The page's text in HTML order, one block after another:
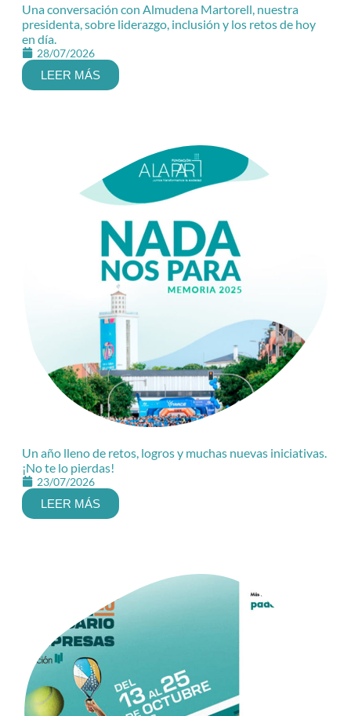
Una conversación con Almudena Martorell, nuestra
presidenta, sobre liderazgo, inclusión y los retos de hoy
en día.
28/07/2026
LEER MÁS
Un año lleno de retos, logros y muchas nuevas iniciativas.
¡No te lo pierdas!
23/07/2026
LEER MÁS